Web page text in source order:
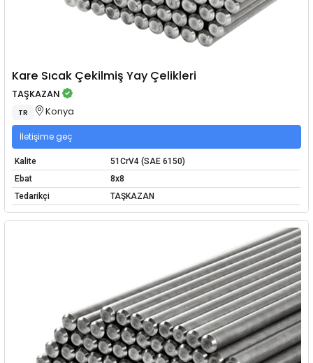
Kare Sıcak Çekilmiş Yay Çelikleri
TAŞKAZAN
TR Konya
İletişime geç
Kalite
51CrV4 (SAE 6150)
Ebat
8x8
Tedarikçi
TAŞKAZAN